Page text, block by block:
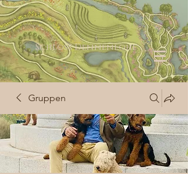
Schloss Dennenlohe
Gruppen